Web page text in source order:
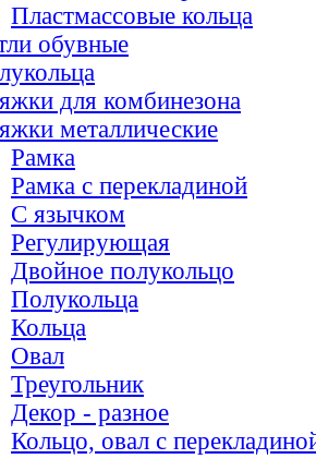
Пластмассовые кольца
обувные
для комбинезона
металлические
Рамка
Рамка с перекладиной
С язычком
Регулирующая
Двойное полукольцо
Полукольца
Кольца
Овал
Треугольник
Декор - разное
Кольцо, овал с